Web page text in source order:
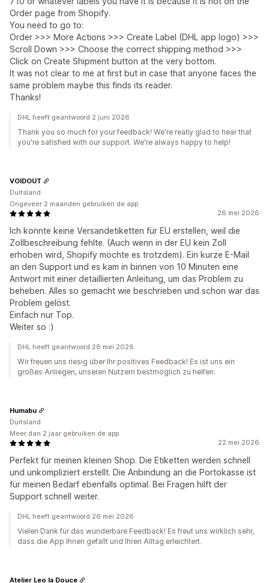
Order page from Shopify.
You need to go to:
Order >>> More Actions >>> Create Label (DHL app logo) >>>
Scroll Down >>> Choose the correct shipping method >>>
Click on Create Shipment button at the very bottom.
It was not clear to me at first but in case that anyone faces the
same problem maybe this finds its reader.
Thanks!
DHL heeft geantwoord 2 juni 2026
Thank you so much for your feedback! We're really glad to hear that
you're satisfied with our support. We're always happy to help!
26 mei 2026
Ich konnte keine Versandetiketten für EU erstellen, weil die
Zollbeschreibung fehlte. (Auch wenn in der EU kein Zoll
erhoben wird, Shopify möchte es trotzdem). Ein kurze E-Mail
an den Support und es kam in binnen von 10 Minuten eine
Antwort mit einer detaillierten Anleitung, um das Problem zu
beheben. Alles so gemacht wie beschrieben und schon war das
Problem gelöst.
Einfach nur Top.
Weiter so :)
VOIDOUT
Duitsland
Ongeveer 2 maanden gebruiken de app
DHL heeft geantwoord 28 mei 2026
Wir freuen uns riesig über Ihr positives Feedback! Es ist uns ein
großes Anliegen, unseren Nutzern bestmöglich zu helfen.
22 mei 2026
Perfekt für meinen kleinen Shop. Die Etiketten werden schnell
und unkompliziert erstellt. Die Anbindung an die Portokasse ist
für meinen Bedarf ebenfalls optimal. Bei Fragen hilft der
Support schnell weiter.
Humabu
Duitsland
Meer dan 2 jaar gebruiken de app
DHL heeft geantwoord 26 mei 2026
Vielen Dank für das wunderbare Feedback! Es freut uns wirklich sehr,
dass die App Ihnen gefällt und Ihren Alltag erleichtert.
Atelier Leo la Douce